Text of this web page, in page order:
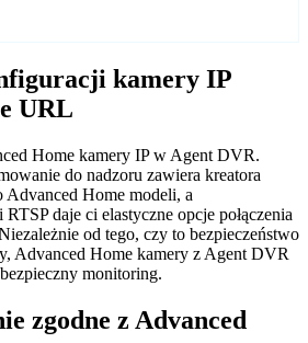
kamery IP
URL
Home kamery IP w Agent DVR.
do nadzoru zawiera kreatora
Advanced Home modeli, a
daje ci elastyczne opcje połączenia
od tego, czy to bezpieczeństwo
Advanced Home kamery z Agent DVR
monitoring.
zgodne z Advanced